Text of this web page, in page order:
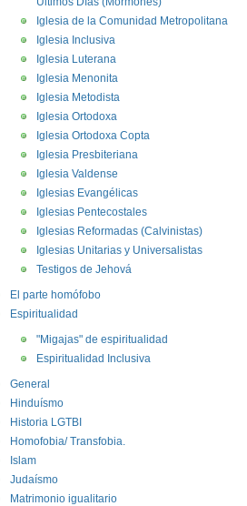
Iglesia de la Comunidad Metropolitana
Iglesia Inclusiva
Iglesia Luterana
Iglesia Menonita
Iglesia Metodista
Iglesia Ortodoxa
Iglesia Ortodoxa Copta
Iglesia Presbiteriana
Iglesia Valdense
Iglesias Evangélicas
Iglesias Pentecostales
Iglesias Reformadas (Calvinistas)
Iglesias Unitarias y Universalistas
Testigos de Jehová
El parte homófobo
Espiritualidad
"Migajas" de espiritualidad
Espiritualidad Inclusiva
General
Hinduísmo
Historia LGTBI
Homofobia/ Transfobia.
Islam
Judaísmo
Matrimonio igualitario